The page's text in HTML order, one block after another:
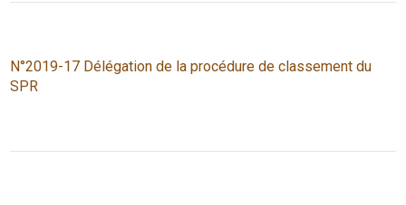
N°2019-17 Délégation de la procédure de classement du
SPR